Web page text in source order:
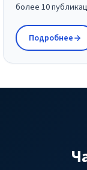
более 10
Подробнее